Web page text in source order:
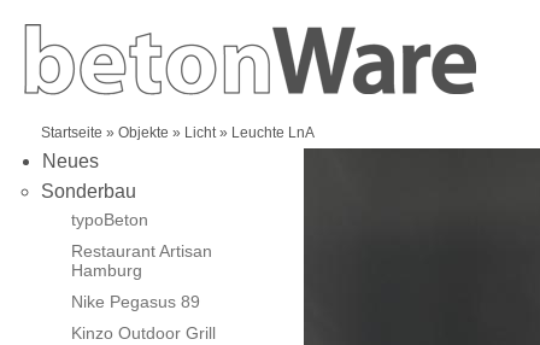
Startseite » Objekte » Licht» Leuchte LnA
Neues
Sonderbau
typoBeton
Restaurant Artisan
Hamburg
Nike Pegasus 89
Kinzo Outdoor Grill